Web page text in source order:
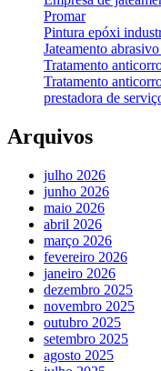
Promar
Pintura epóxi
Jateamento
Tratamento
Tratamento
prestadora de
Arquivos
julho 2026
junho 2026
maio 2026
abril 2026
março 2026
fevereiro 2026
janeiro 2026
dezembro 2025
novembro 2025
outubro 2025
setembro 2025
agosto 2025